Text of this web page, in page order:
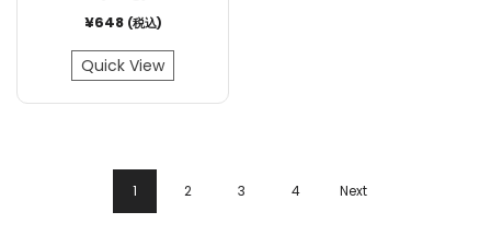
¥648 (税込)
Quick View
1 2 3 4 Next